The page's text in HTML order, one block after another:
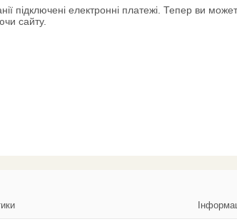
підключені електронні платежі. Тепер ви
сайту.